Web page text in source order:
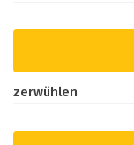
zerwühlen